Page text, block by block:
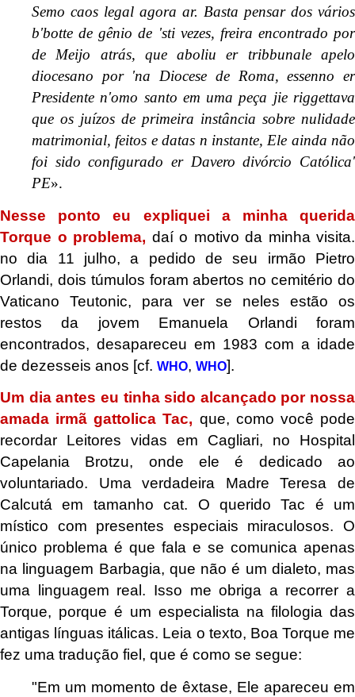
Semo caos legal agora ar. Basta pensar dos vários
b'botte de gênio de 'sti vezes, freira encontrado por
de Meijo atrás, que aboliu er tribbunale apelo
diocesano por 'na Diocese de Roma, essenno er
Presidente n'omo santo em uma peça jie riggettava
que os juízos de primeira instância sobre nulidade
matrimonial, feitos e datas n instante, Ele ainda não
foi sido configurado er Davero divórcio Católica'
PE».
Nesse ponto eu expliquei a minha querida
Torque o problema, daí o motivo da minha visita.
no dia 11 julho, a pedido de seu irmão Pietro
Orlandi, dois túmulos foram abertos no cemitério do
Vaticano Teutonic, para ver se neles estão os
restos da jovem Emanuela Orlandi foram
encontrados, desapareceu em 1983 com a idade
de dezesseis anos [cf. WHO, WHO].
Um dia antes eu tinha sido alcançado por nossa
amada irmã gattolica Tac, que, como você pode
recordar Leitores vidas em Cagliari, no Hospital
Capelania Brotzu, onde ele é dedicado ao
voluntariado. Uma verdadeira Madre Teresa de
Calcutá em tamanho cat. O querido Tac é um
místico com presentes especiais miraculosos. O
único problema é que fala e se comunica apenas
na linguagem Barbagia, que não é um dialeto, mas
uma linguagem real. Isso me obriga a recorrer a
Torque, porque é um especialista na filologia das
antigas línguas itálicas. Leia o texto, Boa Torque me
fez uma tradução fiel, que é como se segue:
"Em um momento de êxtase, Ele apareceu em